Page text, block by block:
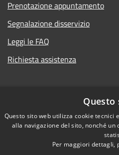
Prenotazione appuntamento
Segnalazione disservizio
Leggi le FAQ
Richiesta assistenza
Questo
Questo sito web utilizza cookie
alla navigazione del sito, nonché
Per maggiori dettagli,